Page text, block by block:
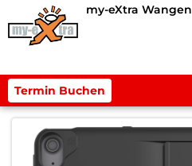
my-eXtra Wangen
Termin Buchen